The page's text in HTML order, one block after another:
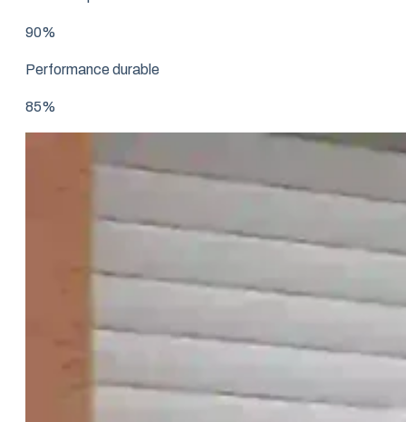
90%
Performance durable
85%